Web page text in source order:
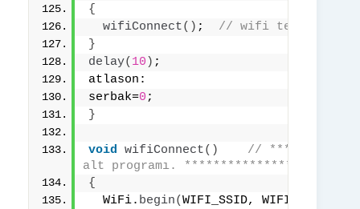
{
wifiConnect() ; // wifi tekrar
}
delay( 10 ) ;
atlason:
serbak=0 ;
}
void wifiConnect()
//
alt programı.
{
  WiFi.
begin(WIFI_SSID, WIFI_PASSWORD